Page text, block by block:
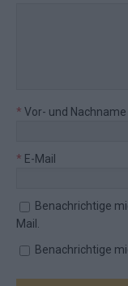
* Vor- und Nachname
* E-Mail
Benachrichtige
Mail.
Benachrichtige